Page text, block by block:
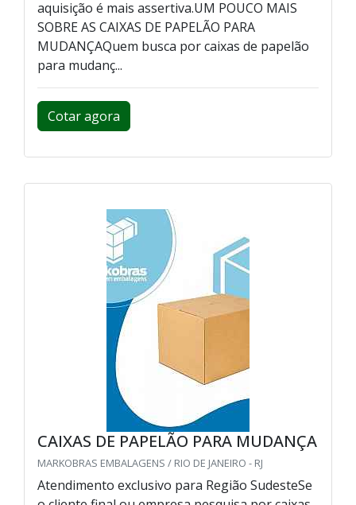
aquisição é mais assertiva.UM POUCO MAIS
SOBRE AS CAIXAS DE PAPELÃO PARA
MUDANÇAQuem busca por caixas de papelão
para mudanç...
Cotar agora
CAIXAS DE PAPELÃO PARA MUDANÇA
MARKOBRAS EMBALAGENS / RIO DE JANEIRO - RJ
Atendimento exclusivo para Região SudesteSe